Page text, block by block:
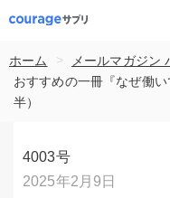
ホーム > メールマガジン
おすすめの一冊『なぜ働
半）
4003号
2025年2月9日